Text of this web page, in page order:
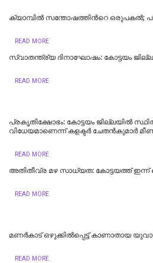
ക്യാമ്പിൽ സന്തോഷത്തിന്‍റെ ഒരുപകൽ;
READ MORE
സ്വാതന്ത്ര്യ ദിനാഘോഷം: കോട്ടയം
READ MORE
പ്രകൃതിക്ഷോഭം: കോട്ടയം ജില്ലയിൽ
വിധേയമാണെന്ന് കളക്ടർ ചേതൻകുമാർ
READ MORE
അതിതീവ്ര മഴ സാധ്യത: കോട്ടയത്ത് ഇന്ന്
READ MORE
മണർകാട് ഒഴുക്കിൽപ്പെട്ട് കാണാതായ
READ MORE